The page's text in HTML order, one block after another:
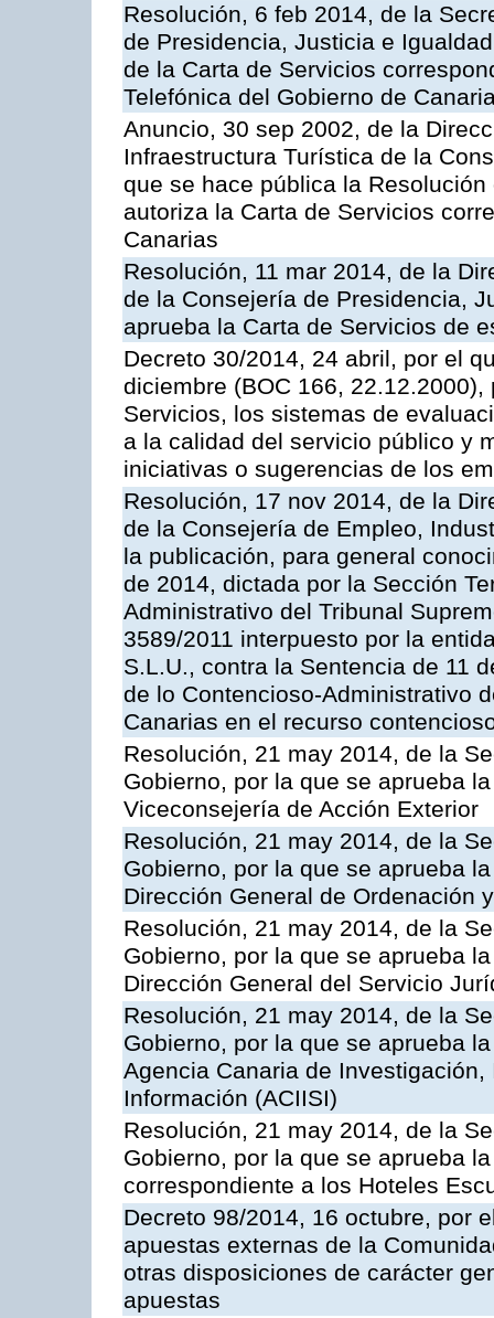
Resolución, 6 feb 2014, de la
de Presidencia, Justicia e
de la Carta de Servicios
Telefónica del Gobierno de
Anuncio, 30 sep 2002, de la
Infraestructura Turística de la
que se hace pública la
autoriza la Carta de Servicios
Canarias
Resolución, 11 mar 2014, de la
de la Consejería de Presidencia,
aprueba la Carta de Servicios de
Decreto 30/2014, 24 abril, por el
diciembre (BOC 166,
Servicios, los sistemas de
a la calidad del servicio público y
iniciativas o sugerencias de los
Resolución, 17 nov 2014, de la
de la Consejería de Empleo,
la publicación, para general
de 2014, dictada por la Sección
Administrativo del Tribunal
3589/2011 interpuesto por la
S.L.U., contra la Sentencia de 11
de lo Contencioso-Administrativo
Canarias en el recurso
Resolución, 21 may 2014, de la
Gobierno, por la que se aprueba
Viceconsejería de Acción Exterior
Resolución, 21 may 2014, de la
Gobierno, por la que se aprueba
Dirección General de Ordenación
Resolución, 21 may 2014, de la
Gobierno, por la que se aprueba
Dirección General del Servicio
Resolución, 21 may 2014, de la
Gobierno, por la que se aprueba
Agencia Canaria de
Información (ACIISI)
Resolución, 21 may 2014, de la
Gobierno, por la que se aprueba
correspondiente a los Hoteles
Decreto 98/2014, 16 octubre, por
apuestas externas de la
otras disposiciones de carácter
apuestas